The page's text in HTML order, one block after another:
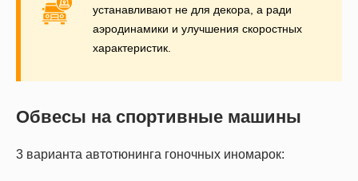
устанавливают не для декора, а ради
аэродинамики и улучшения скоростных
характеристик.
Обвесы на спортивные машины
3 варианта автотюнинга гоночных иномарок: